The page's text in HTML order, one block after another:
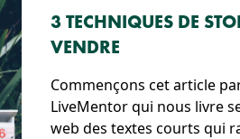
3 TECHNIQUES DE
VENDRE
Commençons cet article
LiveMentor qui nous livre
web des textes courts qui